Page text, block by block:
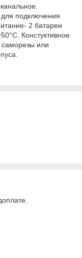
подключения
2 батареи
Констуктивное
саморезы или